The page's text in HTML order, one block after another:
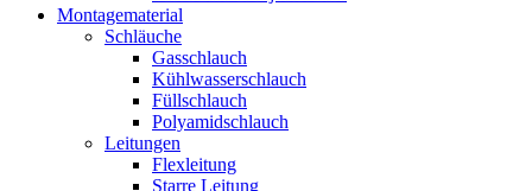
Montagematerial
Schläuche
Gasschlauch
Kühlwasserschlauch
Füllschlauch
Polyamidschlauch
Leitungen
Flexleitung
Starre Leitung